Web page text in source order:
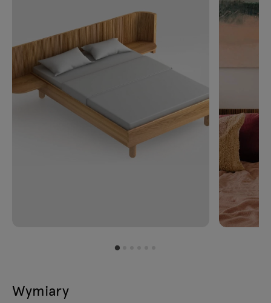
Wymiary